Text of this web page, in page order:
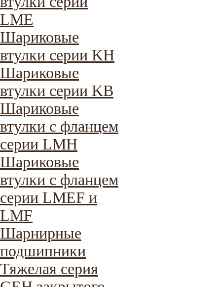
LME
Шариковые
втулки серии KH
Шариковые
втулки серии KB
Шариковые
втулки с фланцем
серии LMH
Шариковые
втулки с фланцем
серии LMEF и
LMF
Шарнирные
подшипники
Тяжелая серия